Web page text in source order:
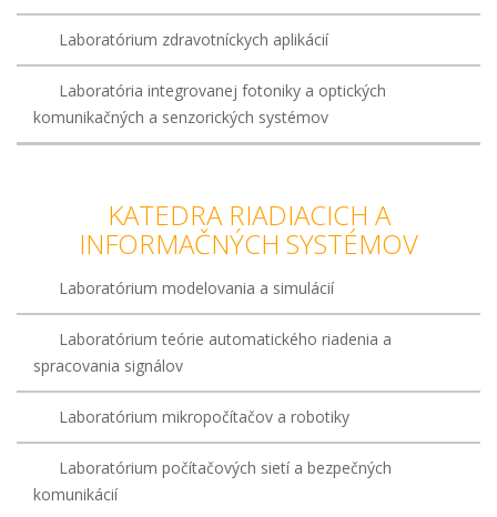
Laboratórium zdravotníckych aplikácií
Laboratória integrovanej fotoniky a optických
komunikačných a senzorických systémov
KATEDRA RIADIACICH A
INFORMAČNÝCH SYSTÉMOV
Laboratórium modelovania a simulácií
Laboratórium teórie automatického riadenia a
spracovania signálov
Laboratórium mikropočítačov a robotiky
Laboratórium počítačových sietí a bezpečných
komunikácií